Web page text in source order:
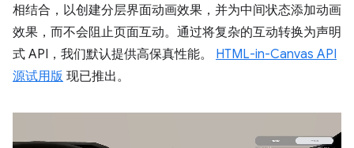
相结合，以创建分层界面动画效果，并为中间状态添加动画
效果，而不会阻止页面互动。通过将复杂的互动转换为声明
式 API，我们默认提供高保真性能。 HTML-in-Canvas API
源试用版 现已推出。